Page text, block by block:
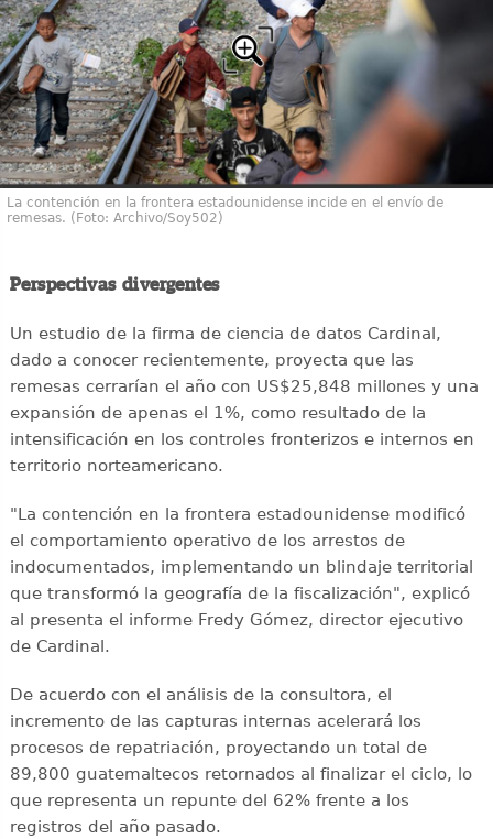
La contención en la frontera estadounidense incide en el envío de
remesas. (Foto: Archivo/Soy502)
Perspectivas divergentes
Un estudio de la firma de ciencia de datos Cardinal,
dado a conocer recientemente, proyecta que las
remesas cerrarían el año con US$25,848 millones y una
expansión de apenas el 1%, como resultado de la
intensificación en los controles fronterizos e internos en
territorio norteamericano.
"La contención en la frontera estadounidense modificó
el comportamiento operativo de los arrestos de
indocumentados, implementando un blindaje territorial
que transformó la geografía de la fiscalización", explicó
al presenta el informe Fredy Gómez, director ejecutivo
de Cardinal.
De acuerdo con el análisis de la consultora, el
incremento de las capturas internas acelerará los
procesos de repatriación, proyectando un total de
89,800 guatemaltecos retornados al finalizar el ciclo, lo
que representa un repunte del 62% frente a los
registros del año pasado.